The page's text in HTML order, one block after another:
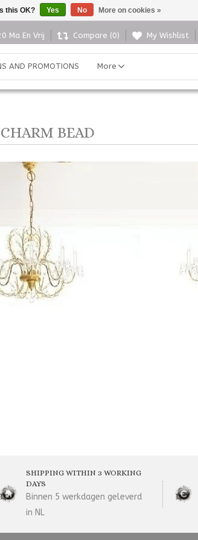
Ma En Vrij Compare (0) My Wishlist
AND PROMOTIONS More
BEAD
SHIPPING WITHIN 3 WORKING
DAYS
Binnen 5 werkdagen geleverd
in NL
this OK? Yes No More on cookies »